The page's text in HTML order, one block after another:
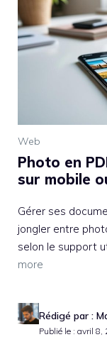
Web
Photo en
sur mobile
Gérer ses
jongler entre
selon le support
more
Rédigé par :
Publié le : avril 8,